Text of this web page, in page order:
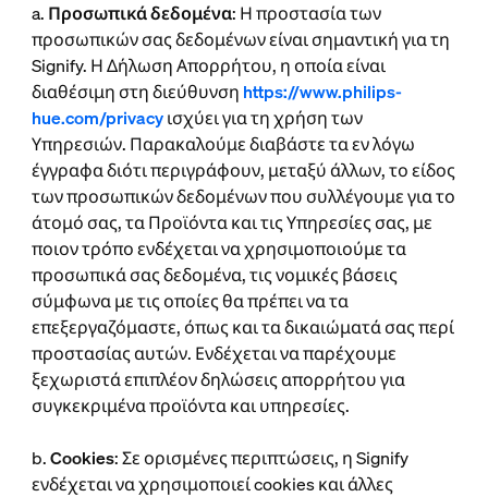
a. Προσωπικά δεδομένα: Η προστασία των
προσωπικών σας δεδομένων είναι σημαντική για τη
Signify. Η Δήλωση Απορρήτου, η οποία είναι
διαθέσιμη στη διεύθυνση https://www.philips-
hue.com/privacyισχύει για τη χρήση των
Υπηρεσιών. Παρακαλούμε διαβάστε τα εν λόγω
έγγραφα διότι περιγράφουν, μεταξύ άλλων, το είδος
των προσωπικών δεδομένων που συλλέγουμε για το
άτομό σας, τα Προϊόντα και τις Υπηρεσίες σας, με
ποιον τρόπο ενδέχεται να χρησιμοποιούμε τα
προσωπικά σας δεδομένα, τις νομικές βάσεις
σύμφωνα με τις οποίες θα πρέπει να τα
επεξεργαζόμαστε, όπως και τα δικαιώματά σας περί
προστασίας αυτών. Ενδέχεται να παρέχουμε
ξεχωριστά επιπλέον δηλώσεις απορρήτου για
συγκεκριμένα προϊόντα και υπηρεσίες.
b.Cookies: Σε ορισμένες περιπτώσεις, η Signify
ενδέχεται να χρησιμοποιεί cookies και άλλες